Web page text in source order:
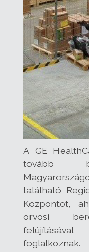
A GE
tovább
található
Központot,
orvosi
felújításával